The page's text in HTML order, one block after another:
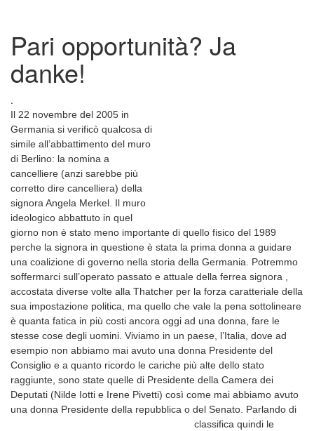
Pari opportunità? Ja
danke!
.
Il 22 novembre del 2005 in
Germania si verificò qualcosa di
simile all’abbattimento del muro
di Berlino: la nomina a
cancelliere (anzi sarebbe più
corretto dire cancelliera) della
signora Angela Merkel. Il muro
ideologico abbattuto in quel
giorno non è stato meno importante di quello fisico del 1989
perche la signora in questione è stata la prima donna a guidare
una coalizione di governo nella storia della Germania. Potremmo
soffermarci sull’operato passato e attuale della ferrea signora ,
accostata diverse volte alla Thatcher per la forza caratteriale della
sua impostazione politica, ma quello che vale la pena sottolineare
è quanta fatica in più costi ancora oggi ad una donna, fare le
stesse cose degli uomini. Viviamo in un paese, l’Italia, dove ad
esempio non abbiamo mai avuto una donna Presidente del
Consiglio e a quanto ricordo le cariche più alte dello stato
raggiunte, sono state quelle di Presidente della Camera dei
Deputati (Nilde Iotti e Irene Pivetti) così come mai abbiamo avuto
una donna Presidente della repubblica o del Senato. Parlando di
classifica quindi le